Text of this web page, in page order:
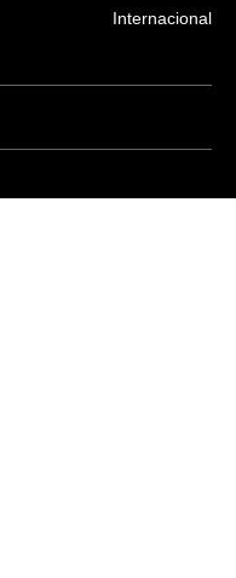
Internacional